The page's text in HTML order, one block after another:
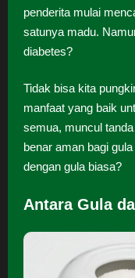
penderita mulai
satunya madu.
diabetes?
Tidak bisa kita
manfaat yang baik
semua, muncul
benar aman bagi
dengan gula biasa?
Antara Gula